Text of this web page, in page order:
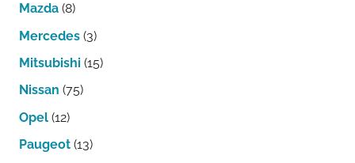
Mazda (8)
Mercedes (3)
Mitsubishi (15)
Nissan (75)
Opel (12)
Paugeot (13)